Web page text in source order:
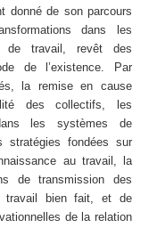
donné de son parcours
dans les
de travail, revêt des
de l’existence. Par
la remise en cause
des collectifs, les
les systèmes de
stratégies fondées sur
au travail, la
de transmission des
travail bien fait, et de
de la relation